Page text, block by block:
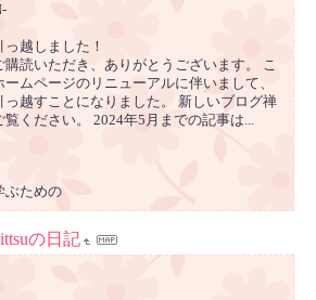
越しました！
読いただき、ありがとうございます。 こ
ムページのリニューアルに伴いまして、
っ越すことになりました。 新しいブログ禅
ください。 2024年5月までの記事は...
ぶための
の日記